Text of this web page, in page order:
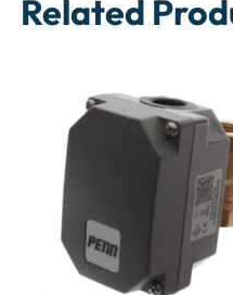
Related